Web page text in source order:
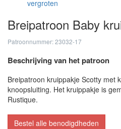
vergroten
Breipatroon Baby
Patroonnummer: 23032-17
Beschrijving van het patroon
Breipatroon kruippakje Scotty met
knoopsluiting. Het kruippakje is
Rustique.
Bestel alle benodigdheden